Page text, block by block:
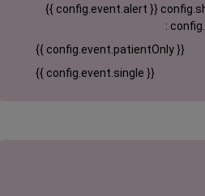
{{ config.event.alert }}
:
{{ config.event.patientOnly }}
{{ config.event.single }}